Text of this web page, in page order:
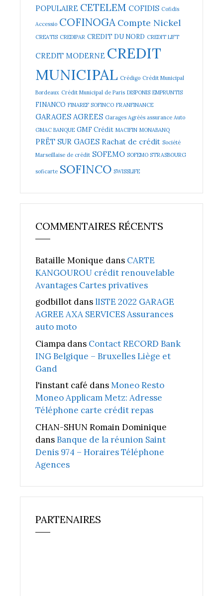
POPULAIRE CETELEM COFIDIS Cofidis
Accessio COFINOGA Compte Nickel
CREATIS CREDIPAR CREDIT DU NORD CREDIT LIFT
CREDIT MODERNE CREDIT
MUNICIPAL Crédigo Crédit Municipal
Bordeaux Crédit Municipal de Paris DISPONIS EMPRUNTIS
FINANCO FINAREF SOFINCO FRANFINANCE
GARAGES AGREES Garages Agréés assurance Auto
GMAC BANQUE GMF Crédit MACIFIN MONABANQ
PRËT SUR GAGES Rachat de crédit Société
Marseillaise de crédit SOFEMO SOFEMO STRASBOURG
soficarte SOFINCO SWISSLIFE
COMMENTAIRES RÉCENTS
Bataille Monique dans CARTE
KANGOUROU crédit renouvelable
Avantages Cartes privatives
godbillot danslISTE 2022 GARAGE
AGREE AXA SERVICES Assurances
auto moto
Ciampa dans Contact RECORD Bank
ING Belgique – Bruxelles Liège et
Gand
l'instant café dansMoneo Resto
Moneo Applicam Metz: Adresse
Téléphone carte crédit repas
CHAN-SHUN Romain Dominique
dansBanque de la réunion Saint
Denis 974 – Horaires Téléphone
Agences
PARTENAIRES